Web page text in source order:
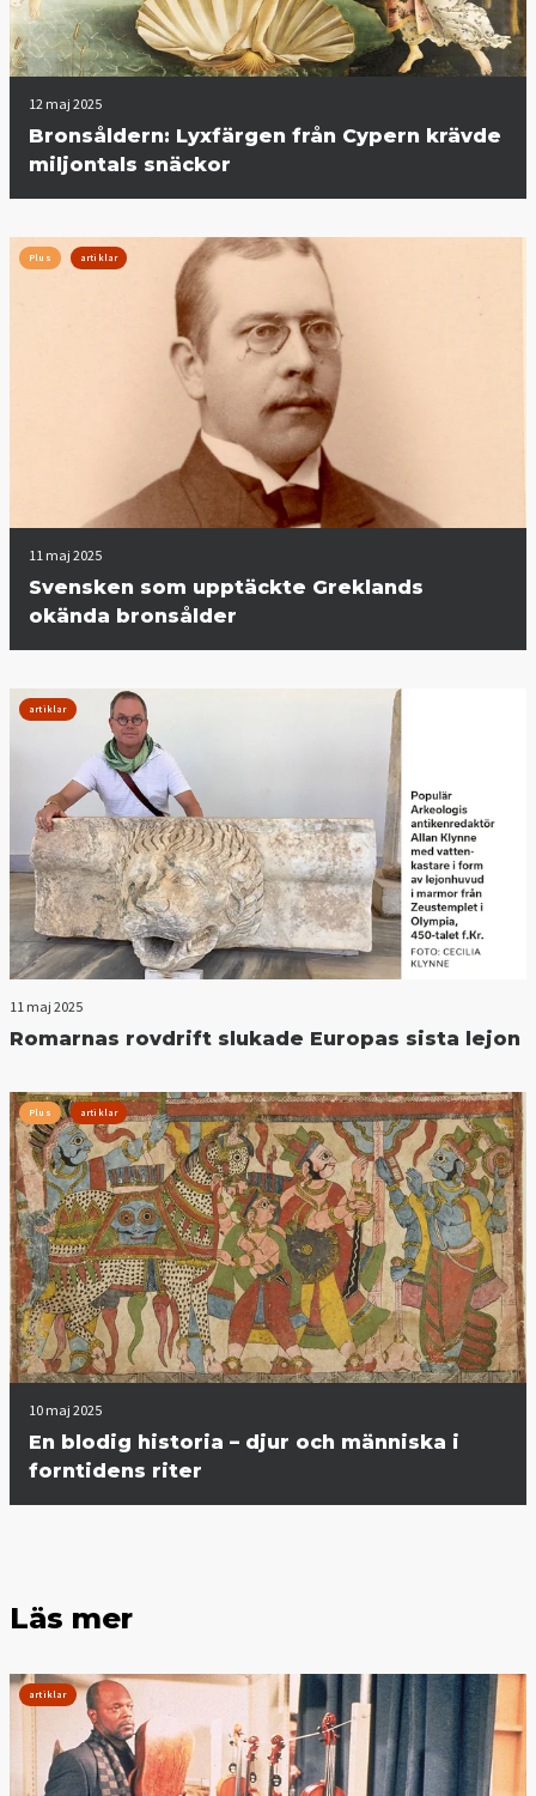
12 maj 2025
Bronsåldern: Lyxfärgen från Cypern krävde
miljontals snäckor
Plus artiklar
11 maj 2025
Svensken som upptäckte Greklands
okända bronsålder
artiklar
11 maj 2025
Romarnas rovdrift slukade Europas sista lejon
Plus artiklar
10 maj 2025
En blodig historia – djur och människa i
forntidens riter
Läs mer
artiklar